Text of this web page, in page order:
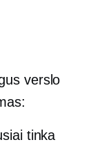
verslo
tinka